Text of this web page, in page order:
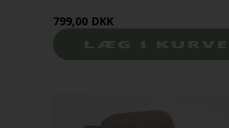
799,00 DKK